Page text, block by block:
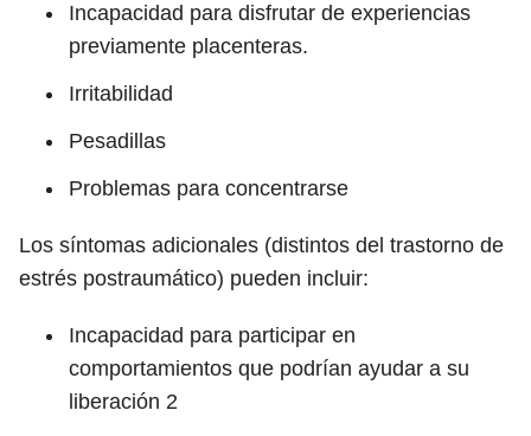
Incapacidad para disfrutar de experiencias
previamente placenteras.
Irritabilidad
Pesadillas
Problemas para concentrarse
Los síntomas adicionales (distintos del trastorno de
estrés postraumático) pueden incluir:
Incapacidad para participar en
comportamientos que podrían ayudar a su
liberación 2